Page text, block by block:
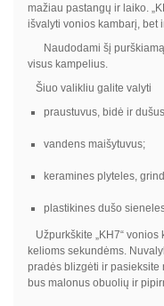
mažiau pastangų ir laiko.
išvalyti vonios kambarį, bet
Naudodami šį purškiamą
visus kampelius.
Šiuo valikliu galite valyti
praustuvus, bidė ir
vandens maišytuvus;
keramines plyteles,
plastikines dušo
Užpurkškite „KH7“
kelioms sekundėms.
pradės blizgėti ir pasieksite
bus malonus obuolių ir